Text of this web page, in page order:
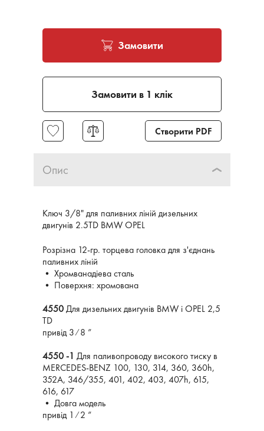
Замовити
Замовити в 1 клік
Створити PDF
Опис
Ключ 3/8" для паливних ліній дизельних
двигунів 2.5TD BMW OPEL
Розрізна 12-гр. торцева головка для з'єднань
паливних ліній
• Хромванадіева сталь
• Поверхня: хромована
4550Для дизельних двигунів BMW і OPEL 2,5
TD
привід 3 ⁄ 8 ”
4550 -1 Для паливопроводу високого тиску в
MERCEDES-BENZ 100, 130, 314, 360, 360h,
352A, 346/355, 401, 402, 403, 407h, 615,
616, 617
• Довга модель
привід 1 ⁄ 2 ”